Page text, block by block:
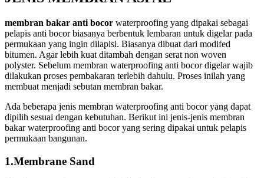
membran bakar anti bocor waterproofing yang dipakai sebagai
pelapis anti bocor biasanya berbentuk lembaran untuk digelar pada
permukaan yang ingin dilapisi. Biasanya dibuat dari modifed
bitumen. Agar lebih kuat ditambah dengan serat non woven
polyster. Sebelum membran waterproofing anti bocor digelar wajib
dilakukan proses pembakaran terlebih dahulu. Proses inilah yang
membuat menjadi sebutan membran bakar.
Ada beberapa jenis membran waterproofing anti bocor yang dapat
dipilih sesuai dengan kebutuhan. Berikut ini jenis-jenis membran
bakar waterproofing anti bocor yang sering dipakai untuk pelapis
permukaan bangunan.
1.Membrane Sand